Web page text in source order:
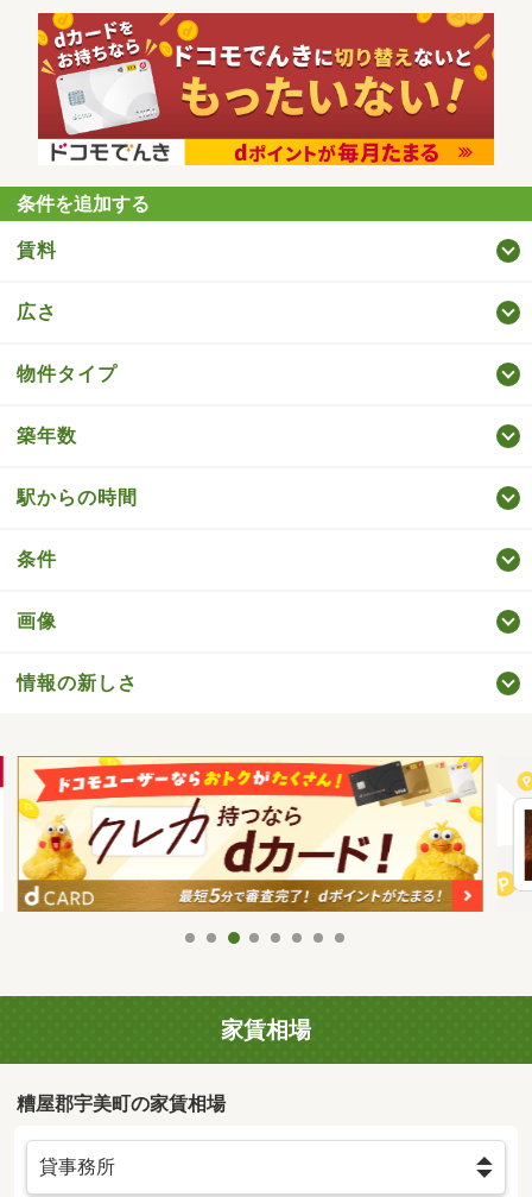
条件を追加する
賃料
広さ
物件タイプ
築年数
駅からの時間
条件
画像
情報の新しさ
家賃相場
糟屋郡宇美町の家賃相場